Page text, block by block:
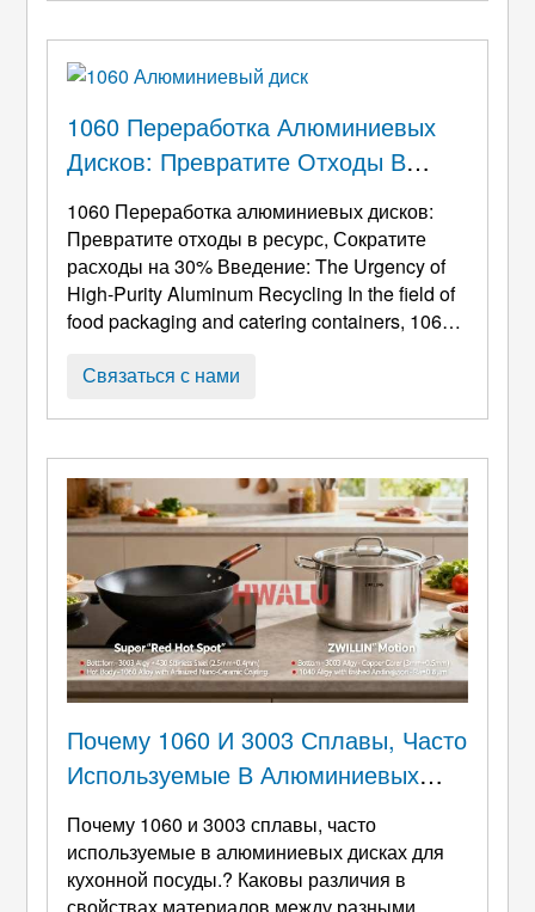
чтобы предоставить людям информацию. С
увеличением объема трафика в PA ...
1060 Переработка Алюминиевых
Дисков: Превратите Отходы В
Ресурс, Сократите Расходы На 30%
1060 Переработка алюминиевых дисков:
Превратите отходы в ресурс, Сократите
расходы на 30% Введение:The Urgency of
High-Purity Aluminum Recycling In the field of
food packaging and catering containers, 1060
материалом для лотков для замороженных
высокая чистота, отличная пластичность, и
безопасность пищевых продуктов. Однако,
средняя глобальная цена ...
Связаться с нами
Почему 1060 И 3003 Сплавы, Часто
Используемые В Алюминиевых
Дисках Для Кухонной Посуды.?
Каковы Различия В Свойствах
Материалов Между Разными
Почему 1060 и 3003 сплавы, часто
используемые в алюминиевых дисках для
кухонной посуды.? Каковы различия в